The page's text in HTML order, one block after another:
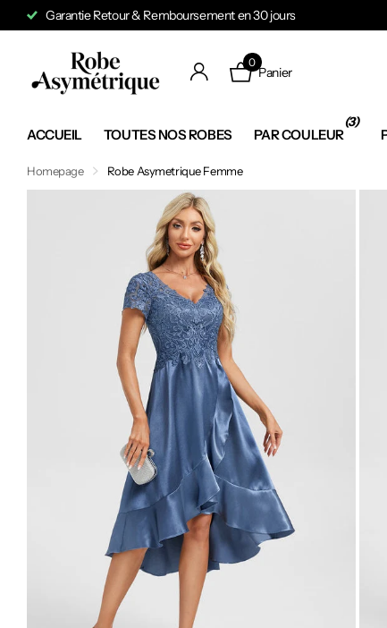
Garantie Retour & Remboursement en 30 jours
0
Panier
ACCUEIL TOUTES NOS ROBES PAR COULEUR
(3)
Homepage Robe Asymetrique Femme